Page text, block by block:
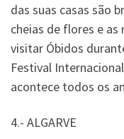
das suas casas são
cheias de flores e as
visitar Óbidos
Festival
acontece todos os
4.- ALGARVE